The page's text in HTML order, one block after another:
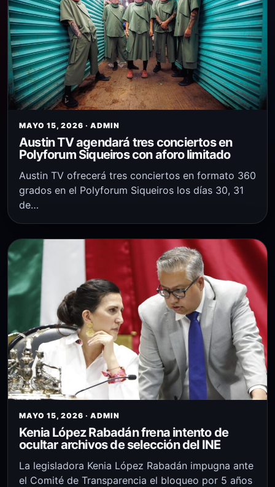
MAYO 15, 2026 · ADMIN
Austin TV agendará tres conciertos en
Polyforum Siqueiros con aforo limitado
Austin TV ofrecerá tres conciertos en formato 360
grados en el Polyforum Siqueiros los días 30, 31
de…
MAYO 15, 2026 · ADMIN
Kenia López Rabadán frena intento de
ocultar archivos de selección del INE
La legisladora Kenia López Rabadán impugna ante
el Comité de Transparencia el bloqueo por 5 años